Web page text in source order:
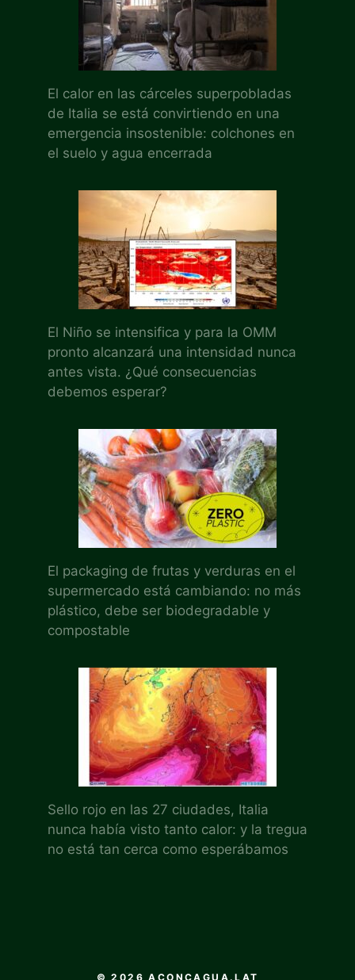
El calor en las cárceles superpobladas
de Italia se está convirtiendo en una
emergencia insostenible: colchones en
el suelo y agua encerrada
El Niño se intensifica y para la OMM
pronto alcanzará una intensidad nunca
antes vista. ¿Qué consecuencias
debemos esperar?
El packaging de frutas y verduras en el
supermercado está cambiando: no más
plástico, debe ser biodegradable y
compostable
Sello rojo en las 27 ciudades, Italia
nunca había visto tanto calor: y la tregua
no está tan cerca como esperábamos
© 2026 ACONCAGUA.LAT